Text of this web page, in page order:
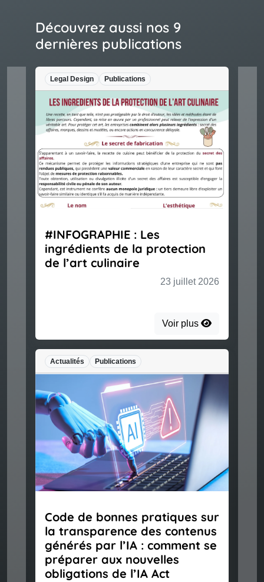
Découvrez aussi nos 9
dernières publications
Legal Design Publications
#INFOGRAPHIE : Les
ingrédients de la protection
de l’art culinaire
23 juillet 2026
Voir plus
Actualités Publications
Code de bonnes pratiques sur
la transparence des contenus
générés par l’IA : comment se
préparer aux nouvelles
obligations de l’IA Act